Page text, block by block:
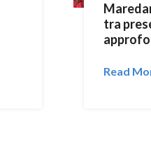
tra
Read